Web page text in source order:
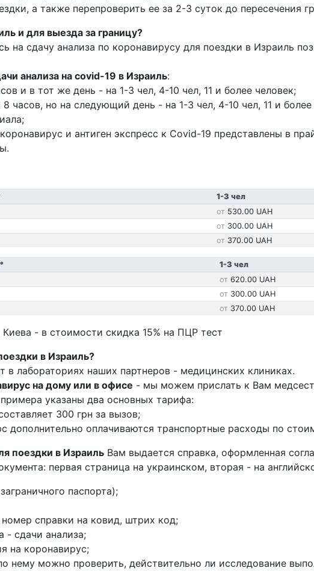
а также перепроверить ее за 2-3 суток до пересечения
и для выезда за границу?
на сдачу анализа по коронавирусу для поездки в Израиль
анализа на covid-19 в Израиль:
и в тот же день - на 1-3 чел, 4-10 чел, 11 и более человек;
часов, но на следующий день - на 1-3 чел, 4-10 чел, 11 и более
и антиген экспресс к Covid-19 представлены в
1-3 чел
530.00 UAH
300.00 UAH
370.00 UAH
1-3 чел
620.00 UAH
300.00 UAH
370.00 UAH
- в стоимости скидка 15% на ПЦР тест
в Израиль?
в лабораториях наших партнеров - медицинских клиниках.
на дому или в офисе - мы можем прислать к Вам
указаны два основных тарифа:
300 грн за вызов;
дополнительно оплачиваются транспортные расходы по
поездки в Израиль Вам выдается справка, оформленная
первая страница на украинском, вторая - на
паспорта);
справки на ковид, штрих код;
- сдачи анализа;
на коронавирус;
нему можно проверить, действительно ли исследование